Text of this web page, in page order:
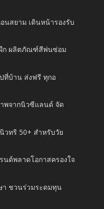
นสยาม เดินหน้ารองรับ
ก ผลิตภัณฑ์สีพ่นซ่อม
ที่บ้าน ส่งฟรี ทุกอ
พจากนิวซีแลนด์ จัด
ทริ 50+ สำหรับวัย
นด์พลาดโอกาสครองใจ
า ชวนร่วมระดมทุน